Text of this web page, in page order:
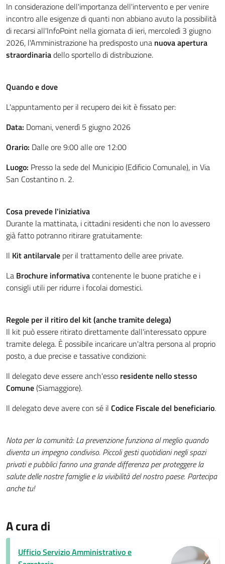
In considerazione dell'importanza dell'intervento e per venire
incontro alle esigenze di quanti non abbiano avuto la possibilità
di recarsi all'InfoPoint nella giornata di ieri, mercoledì 3 giugno
2026, l'Amministrazione ha predisposto una nuova apertura
straordinariadello sportello di distribuzione.
Quando e dove
L'appuntamento per il recupero dei kit è fissato per:
Data: Domani, venerdì 5 giugno 2026
Orario: Dalle ore 9:00 alle ore 12:00
Luogo: Presso la sede del Municipio (Edificio Comunale), in Via
San Costantino n. 2.
Cosa prevede l'iniziativa
Durante la mattinata, i cittadini residenti che non lo avessero
già fatto potranno ritirare gratuitamente:
Il Kit antilarvale per il trattamento delle aree private.
La Brochure informativacontenente le buone pratiche e i
consigli utili per ridurre i focolai domestici.
Regole per il ritiro del kit (anche tramite delega)
Il kit può essere ritirato direttamente dall'interessato oppure
tramite delega. È possibile incaricare un'altra persona al proprio
posto, a due precise e tassative condizioni:
Il delegato deve essere anch'esso residente nello stesso
Comune(Siamaggiore).
Il delegato deve avere con sé il Codice Fiscale del beneficiario.
Nota per la comunità: La prevenzione funziona al meglio quando
diventa un impegno condiviso. Piccoli gesti quotidiani negli spazi
privati e pubblici fanno una grande differenza per proteggere la
salute delle nostre famiglie e la vivibilità del nostro paese. Partecipa
anche tu!
A cura di
Ufficio Servizio Amministrativo e